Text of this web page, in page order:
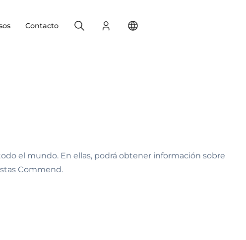
Contacto Registro
Search
el mundo. En ellas, podrá obtener información sobre
Commend.